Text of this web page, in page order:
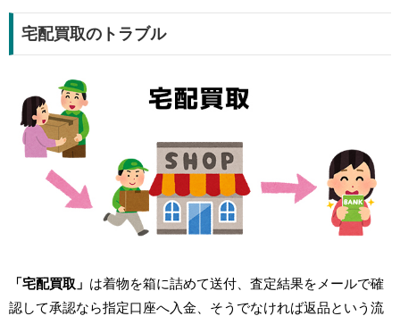
宅配買取のトラブル
「宅配買取」 は着物を箱に詰めて送付、査定結果をメールで確
認して承認なら指定口座へ入金、そうでなければ返品という流